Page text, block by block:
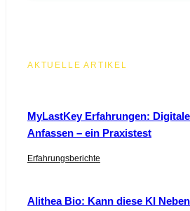
AKTUELLE ARTIKEL
MyLastKey Erfahrungen:
Anfassen – ein Praxistest
Erfahrungsberichte
Alithea Bio: Kann diese KI